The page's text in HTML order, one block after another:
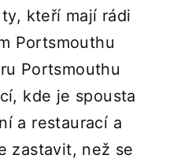
kteří mají rádi
Portsmouthu
Portsmouthu
kde je spousta
a restaurací a
zastavit, než se